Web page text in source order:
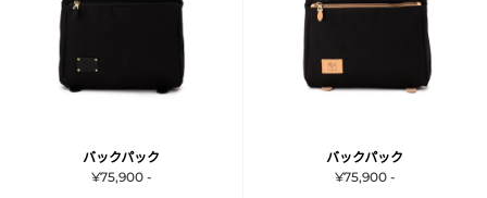
バックパック
¥75,900 -
バックパック
¥75,900 -